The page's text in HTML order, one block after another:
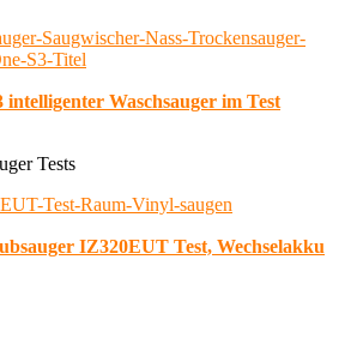
intelligenter Waschsauger im Test
Tests
IZ320EUT Test, Wechselakku